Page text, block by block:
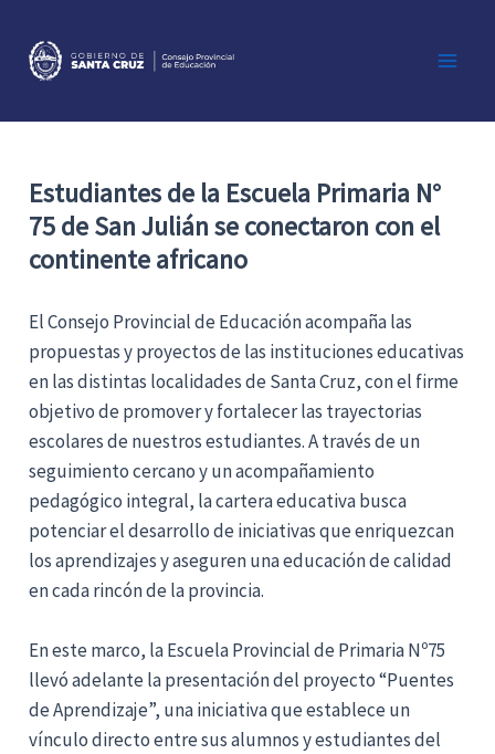
contenido
Estudiantes de la Escuela Primaria N°
75 de San Julián se conectaron con el
continente africano
El Consejo Provincial de Educación acompaña las
propuestas y proyectos de las instituciones educativas
en las distintas localidades de Santa Cruz, con el firme
objetivo de promover y fortalecer las trayectorias
escolares de nuestros estudiantes. A través de un
seguimiento cercano y un acompañamiento
pedagógico integral, la cartera educativa busca
potenciar el desarrollo de iniciativas que enriquezcan
los aprendizajes y aseguren una educación de calidad
en cada rincón de la provincia.
En este marco, la Escuela Provincial de Primaria Nº75
llevó adelante la presentación del proyecto “Puentes
de Aprendizaje”, una iniciativa que establece un
vínculo directo entre sus alumnos y estudiantes del